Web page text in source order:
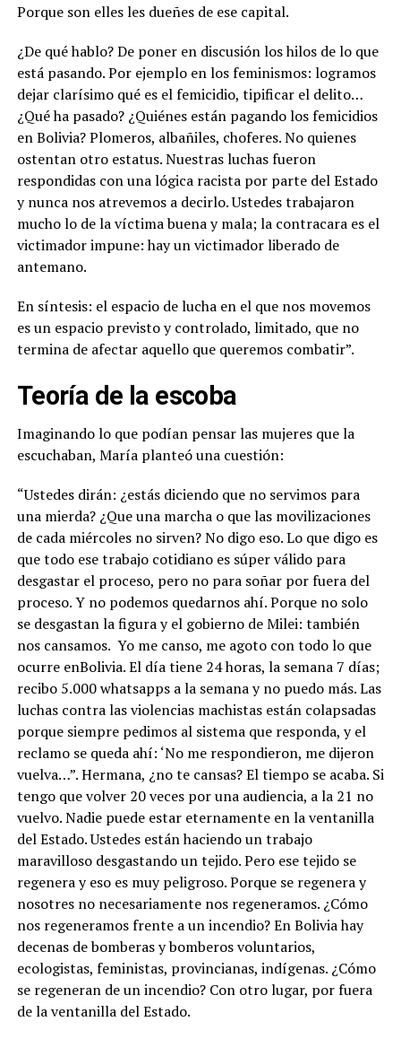
Porque son elles les dueñes de ese capital.
¿De qué hablo? De poner en discusión los hilos de lo que
está pasando. Por ejemplo en los feminismos: logramos
dejar clarísimo qué es el femicidio, tipificar el delito…
¿Qué ha pasado? ¿Quiénes están pagando los femicidios
en Bolivia? Plomeros, albañiles, choferes. No quienes
ostentan otro estatus. Nuestras luchas fueron
respondidas con una lógica racista por parte del Estado
y nunca nos atrevemos a decirlo. Ustedes trabajaron
mucho lo de la víctima buena y mala; la contracara es el
victimador impune: hay un victimador liberado de
antemano.
En síntesis: el espacio de lucha en el que nos movemos
es un espacio previsto y controlado, limitado, que no
termina de afectar aquello que queremos combatir”.
Teoría de la escoba
Imaginando lo que podían pensar las mujeres que la
escuchaban, María planteó una cuestión:
“Ustedes dirán: ¿estás diciendo que no servimos para
una mierda? ¿Que una marcha o que las movilizaciones
de cada miércoles no sirven? No digo eso. Lo que digo es
que todo ese trabajo cotidiano es súper válido para
desgastar el proceso, pero no para soñar por fuera del
proceso. Y no podemos quedarnos ahí. Porque no solo
se desgastan la figura y el gobierno de Milei: también
nos cansamos. Yo me canso, me agoto con todo lo que
ocurre enBolivia. El día tiene 24 horas, la semana 7 días;
recibo 5.000 whatsapps a la semana y no puedo más. Las
luchas contra las violencias machistas están colapsadas
porque siempre pedimos al sistema que responda, y el
reclamo se queda ahí: ‘No me respondieron, me dijeron
vuelva…”. Hermana, ¿no te cansas? El tiempo se acaba. Si
tengo que volver 20 veces por una audiencia, a la 21 no
vuelvo. Nadie puede estar eternamente en la ventanilla
del Estado. Ustedes están haciendo un trabajo
maravilloso desgastando un tejido. Pero ese tejido se
regenera y eso es muy peligroso. Porque se regenera y
nosotres no necesariamente nos regeneramos. ¿Cómo
nos regeneramos frente a un incendio? En Bolivia hay
decenas de bomberas y bomberos voluntarios,
ecologistas, feministas, provincianas, indígenas. ¿Cómo
se regeneran de un incendio? Con otro lugar, por fuera
de la ventanilla del Estado.